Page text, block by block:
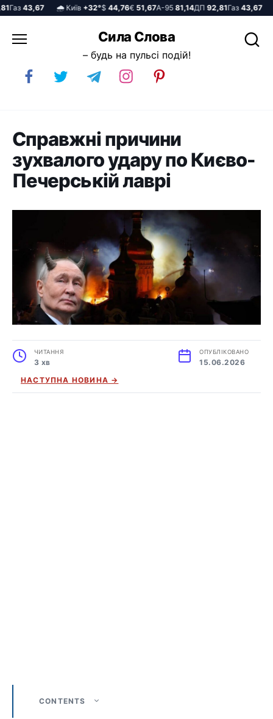
43,67 🌧️ Київ+32°$44,76€51,67А-9581,14ДП92,81Газ43,67 🌧️
до
Сила Слова
– будь на пульсі подій!
Справжні причини
зухвалого удару по Києво-
Печерській лаврі
ЧИТАННЯ
3 хв
ОПУБЛІКОВАНО
15.06.2026
НАСТУПНА НОВИНА →
CONTENTS